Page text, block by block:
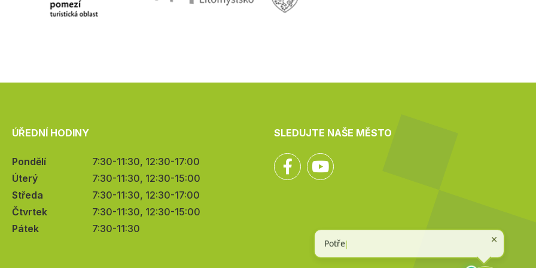
ÚŘEDNÍ HODINY
Pondělí
7:30-11:30, 12:30-17:00
Úterý
7:30-11:30, 12:30-15:00
Středa
7:30-11:30, 12:30-17:00
Čtvrtek
7:30-11:30, 12:30-15:00
Pátek
7:30-11:30
SLEDUJTE NAŠE MĚSTO
Facebook